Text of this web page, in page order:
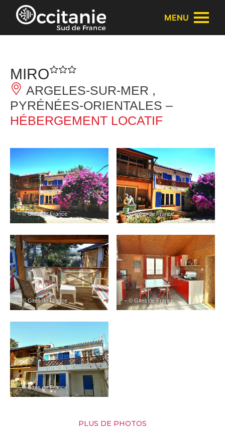
Panneau de gestion des cookies
MENU
MIRO
ARGELES-SUR-MER ,
PYRÉNÉES-ORIENTALES –
HÉBERGEMENT LOCATIF
– © Gites de France – © Gites de France
– © Gites de France – © Gites de France
– © Gites de France
PLUS DE PHOTOS